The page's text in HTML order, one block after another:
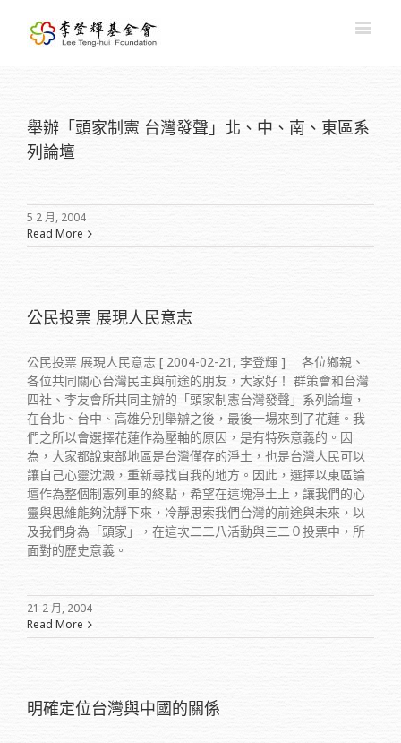
舉辦「頭家制憲 台灣發聲」北、中、南、東區系
列論壇
5 2 月, 2004
Read More
公民投票 展現人民意志
公民投票 展現人民意志 [ 2004-02-21, 李登輝 ] 各位鄉親、
各位共同關心台灣民主與前途的朋友，大家好！ 群策會和台灣
四社、李友會所共同主辦的「頭家制憲台灣發聲」系列論壇，
在台北、台中、高雄分別舉辦之後，最後一場來到了花蓮。我
們之所以會選擇花蓮作為壓軸的原因，是有特殊意義的。因
為，大家都說東部地區是台灣僅存的淨土，也是台灣人民可以
讓自己心靈沈澱，重新尋找自我的地方。因此，選擇以東區論
壇作為整個制憲列車的終點，希望在這塊淨土上，讓我們的心
靈與思維能夠沈靜下來，冷靜思索我們台灣的前途與未來，以
及我們身為「頭家」，在這次二二八活動與三二０投票中，所
面對的歷史意義。
21 2 月, 2004
Read More
明確定位台灣與中國的關係